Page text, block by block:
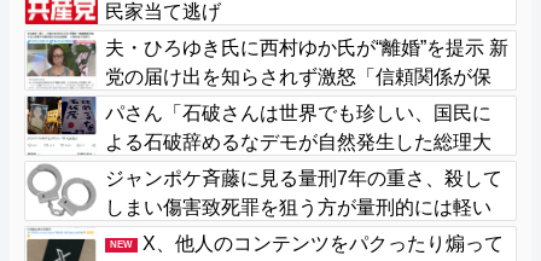
民家当て逃げ
夫・ひろゆき氏に西村ゆか氏が“離婚”を提示 新
党の届け出を知らされず激怒「信頼関係が保
てず夫婦を続けるのは無理」
パさん「石破さんは世界でも珍しい、国民に
よる石破辞めるなデモが自然発生した総理大
臣です」
ジャンポケ斉藤に見る量刑7年の重さ、殺して
しまい傷害致死罪を狙う方が量刑的には軽い
と話題
NEW
X、他人のコンテンツをパクったり煽って